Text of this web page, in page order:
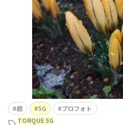
庭 5G
プロフォト
TORQUE 5G